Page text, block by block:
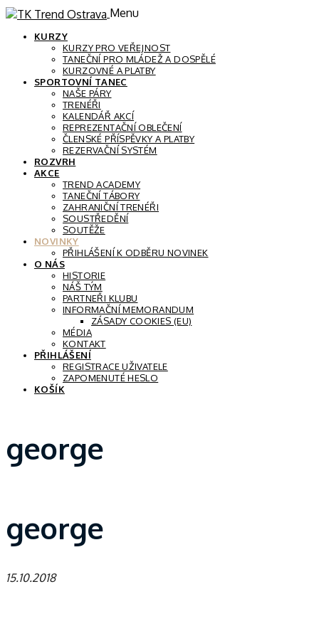
Menu
KURZY
KURZY PRO VEŘEJNOST
TANEČNÍ PRO MLÁDEŽ A DOSPĚLÉ
KURZOVNÉ A PLATBY
SPORTOVNÍ TANEC
NAŠE PÁRY
TRENÉŘI
KALENDÁŘ AKCÍ
REPREZENTAČNÍ OBLEČENÍ
ČLENSKÉ PŘÍSPĚVKY A PLATBY
REZERVAČNÍ SYSTÉM
ROZVRH
AKCE
TREND ACADEMY
TANEČNÍ TÁBORY
ZAHRANIČNÍ TRENÉŘI
SOUSTŘEDĚNÍ
SOUTĚŽE
NOVINKY
PŘIHLÁŠENÍ K ODBĚRU NOVINEK
O NÁS
HISTORIE
NÁŠ TÝM
PARTNEŘI KLUBU
INFORMAČNÍ MEMORANDUM
ZÁSADY COOKIES (EU)
MÉDIA
KONTAKT
PŘIHLÁŠENÍ
REGISTRACE UŽIVATELE
ZAPOMENUTÉ HESLO
KOŠÍK
george
george
15.10.2018